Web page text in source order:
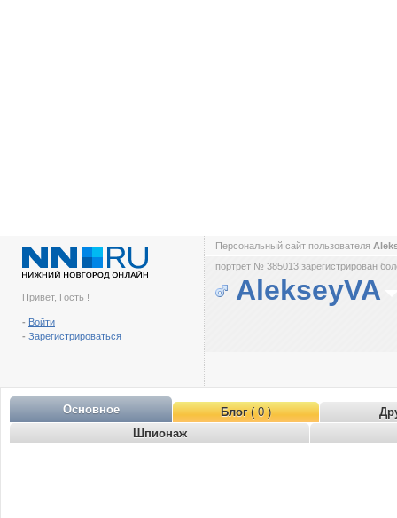
Привет, Гость !
- Войти
- Зарегистрироваться
Персональный сайт пользователя
портрет № 385013 зарегистрирован
AlekseyVA
Основное Блог( 0 )
Шпионаж